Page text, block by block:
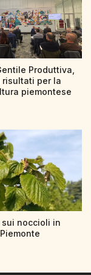
Produttiva,
risultati per la
piemontese
sui noccioli in
Piemonte